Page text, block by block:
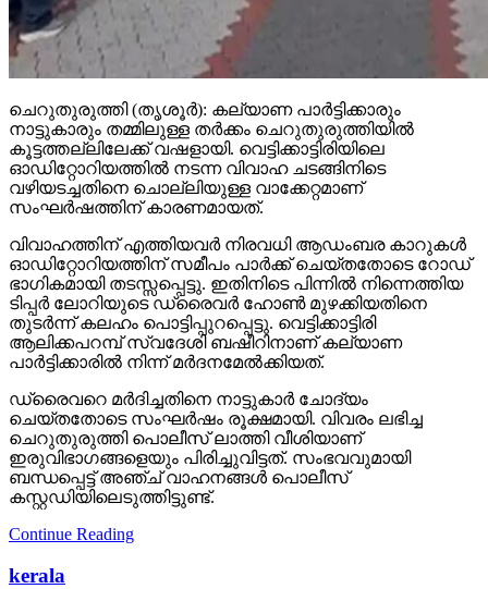
ചെറുതുരുത്തി (തൃശൂര്‍): കല്യാണ പാര്‍ട്ടിക്കാരും
നാട്ടുകാരും തമ്മിലുള്ള തര്‍ക്കം ചെറുതുരുത്തിയില്‍
കൂട്ടത്തല്ലിലേക്ക് വഷളായി. വെട്ടിക്കാട്ടിരിയിലെ
ഓഡിറ്റോറിയത്തില്‍ നടന്ന വിവാഹ ചടങ്ങിനിടെ
വഴിയടച്ചതിനെ ചൊല്ലിയുള്ള വാക്കേറ്റമാണ്
സംഘര്‍ഷത്തിന് കാരണമായത്.
വിവാഹത്തിന് എത്തിയവര്‍ നിരവധി ആഡംബര കാറുകള്‍
ഓഡിറ്റോറിയത്തിന് സമീപം പാര്‍ക്ക് ചെയ്തതോടെ റോഡ്
ഭാഗികമായി തടസ്സപ്പെട്ടു. ഇതിനിടെ പിന്നില്‍ നിന്നെത്തിയ
ടിപ്പര്‍ ലോറിയുടെ ഡ്രൈവര്‍ ഹോണ്‍ മുഴക്കിയതിനെ
തുടര്‍ന്ന് കലഹം പൊട്ടിപ്പുറപ്പെട്ടു. വെട്ടിക്കാട്ടിരി
ആലിക്കപറമ്പ് സ്വദേശി ബഷീറിനാണ് കല്യാണ
പാര്‍ട്ടിക്കാരില്‍ നിന്ന് മര്‍ദനമേല്‍ക്കിയത്.
ഡ്രൈവറെ മര്‍ദിച്ചതിനെ നാട്ടുകാര്‍ ചോദ്യം
ചെയ്തതോടെ സംഘര്‍ഷം രൂക്ഷമായി. വിവരം ലഭിച്ച
ചെറുതുരുത്തി പൊലീസ് ലാത്തി വീശിയാണ്
ഇരുവിഭാഗങ്ങളെയും പിരിച്ചുവിട്ടത്. സംഭവവുമായി
ബന്ധപ്പെട്ട് അഞ്ച് വാഹനങ്ങള്‍ പൊലീസ്
കസ്റ്റഡിയിലെടുത്തിട്ടുണ്ട്.
Continue Reading
kerala